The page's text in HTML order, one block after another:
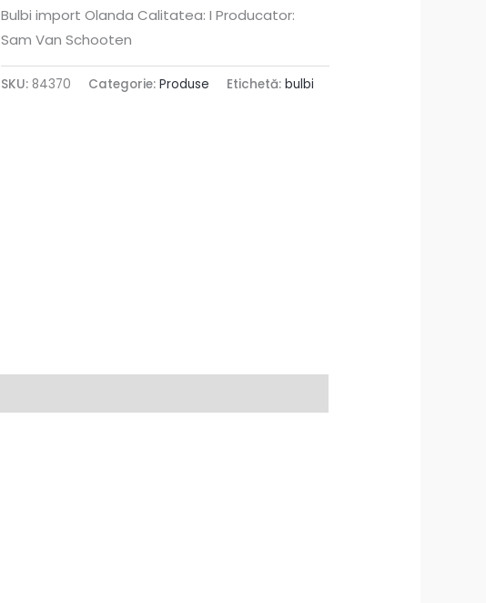
Bulbi import Olanda Calitatea: I Producator:
Sam Van Schooten
SKU: 84370 Categorie:Produse Etichetă:bulbi